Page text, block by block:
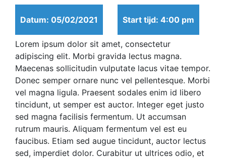
Datum: 05/02/2021 Start tijd: 4:00 pm
Lorem ipsum dolor sit amet, consectetur
adipiscing elit. Morbi gravida lectus magna.
Maecenas sollicitudin vulputate lacus vitae tempor.
Donec semper ornare nunc vel pellentesque. Morbi
vel magna ligula. Praesent sodales enim id libero
tincidunt, ut semper est auctor. Integer eget justo
sed magna facilisis fermentum. Ut accumsan
rutrum mauris. Aliquam fermentum vel est eu
faucibus. Etiam sed augue tincidunt, auctor lectus
sed, imperdiet dolor. Curabitur ut ultrices odio, et